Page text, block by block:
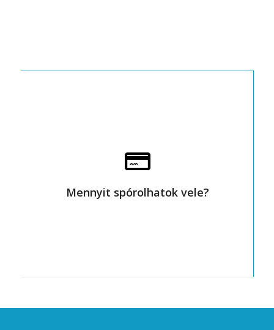
Mennyit spórolhatok vele?
fontos szempont annak bekerülési és
fenntartási költsége. Ezt az összeget
kell szembe állítanod az